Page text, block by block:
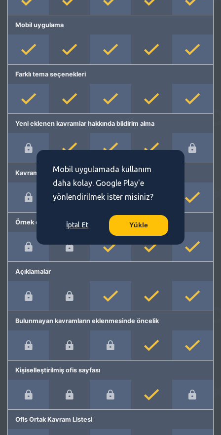
Mobil uygulama
Farklı tema seçenekleri
Yeni eklenen kavramlar hakkında bildirim alma
Kavram önerme
Örnek cümleler
Açıklamalar
Bulunmayan kavramların eklenmesinde öncelik
Kişiselleştirilmiş ofis sayfası
Ofis Ortak Kavram Listesi
Mobil uygulamada kullanım
daha kolay. Google Play'e
yönlendirilmek ister misiniz?
İptal Et Yükle